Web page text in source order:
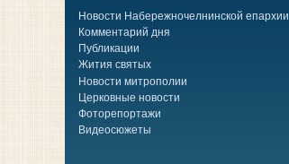
Новости Набережночелнинской епархии
Комментарий дня
Публикации
Жития святых
Новости митрополии
Церковные новости
Фоторепортажи
Видеосюжеты